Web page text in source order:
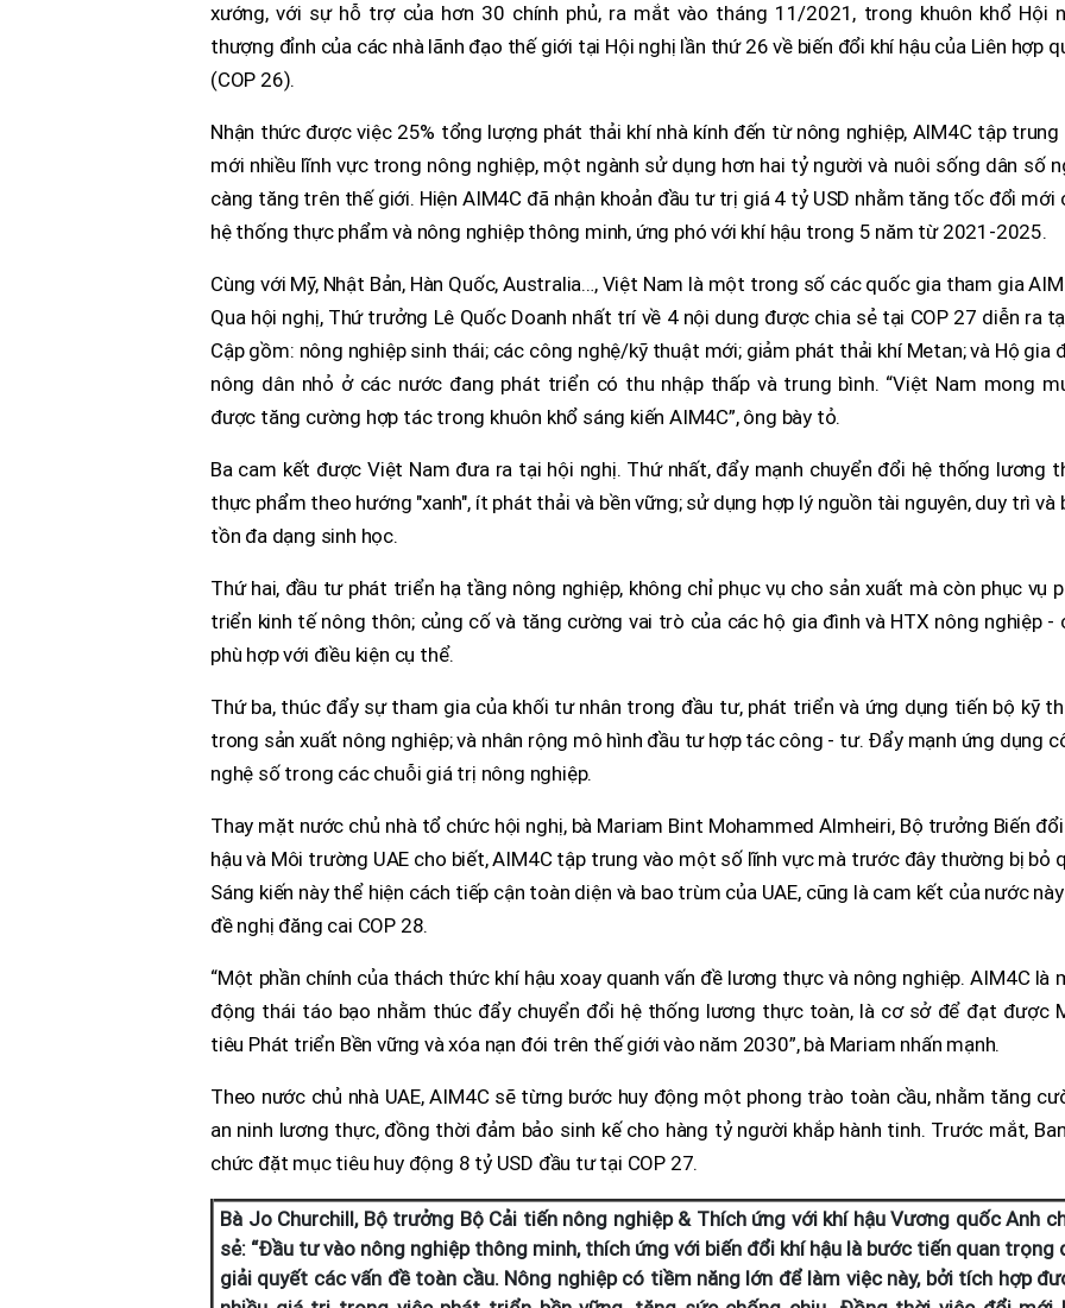
xướng, với sự hỗ trợ của hơn 30 chính phủ, ra mắt vào tháng 11/2021, trong khuôn khổ Hội
thượng đỉnh của các nhà lãnh đạo thế giới tại Hội nghị lần thứ 26 về biến đổi khí hậu của Liên hợp
(COP 26).
Nhận thức được việc 25% tổng lượng phát thải khí nhà kính đến từ nông nghiệp, AIM4C tập trung
mới nhiều lĩnh vực trong nông nghiệp, một ngành sử dụng hơn hai tỷ người và nuôi sống dân số
càng tăng trên thế giới. Hiện AIM4C đã nhận khoản đầu tư trị giá 4 tỷ USD nhằm tăng tốc đổi mới
hệ thống thực phẩm và nông nghiệp thông minh, ứng phó với khí hậu trong 5 năm từ 2021-2025.
Cùng với Mỹ, Nhật Bản, Hàn Quốc, Australia…, Việt Nam là một trong số các quốc gia tham gia
Qua hội nghị, Thứ trưởng Lê Quốc Doanh nhất trí về 4 nội dung được chia sẻ tại COP 27 diễn ra
Cập gồm: nông nghiệp sinh thái; các công nghệ/kỹ thuật mới; giảm phát thải khí Metan; và Hộ gia
nông dân nhỏ ở các nước đang phát triển có thu nhập thấp và trung bình. “Việt Nam mong
được tăng cường hợp tác trong khuôn khổ sáng kiến AIM4C”, ông bày tỏ.
Ba cam kết được Việt Nam đưa ra tại hội nghị. Thứ nhất, đẩy mạnh chuyển đổi hệ thống lương
thực phẩm theo hướng "xanh", ít phát thải và bền vững; sử dụng hợp lý nguồn tài nguyên, duy trì và
tồn đa dạng sinh học.
Thứ hai, đầu tư phát triển hạ tầng nông nghiệp, không chỉ phục vụ cho sản xuất mà còn phục vụ
triển kinh tế nông thôn; củng cố và tăng cường vai trò của các hộ gia đình và HTX nông nghiệp -
phù hợp với điều kiện cụ thể.
Thứ ba, thúc đẩy sự tham gia của khối tư nhân trong đầu tư, phát triển và ứng dụng tiến bộ kỹ
trong sản xuất nông nghiệp; và nhân rộng mô hình đầu tư hợp tác công - tư. Đẩy mạnh ứng dụng
nghệ số trong các chuỗi giá trị nông nghiệp.
Thay mặt nước chủ nhà tổ chức hội nghị, bà Mariam Bint Mohammed Almheiri, Bộ trưởng Biến
hậu và Môi trường UAE cho biết, AIM4C tập trung vào một số lĩnh vực mà trước đây thường bị bỏ
Sáng kiến ​​này thể hiện cách tiếp cận toàn diện và bao trùm của UAE, cũng là cam kết của nước
đề nghị đăng cai COP 28.
“Một phần chính của thách thức khí hậu xoay quanh vấn đề lương thực và nông nghiệp. AIM4C là
động thái táo bạo nhằm thúc đẩy chuyển đổi hệ thống lương thực toàn, là cơ sở để đạt được
tiêu Phát triển Bền vững và xóa nạn đói trên thế giới vào năm 2030”, bà Mariam nhấn mạnh.
Theo nước chủ nhà UAE, AIM4C sẽ từng bước huy động một phong trào toàn cầu, nhằm tăng
an ninh lương thực, đồng thời đảm bảo sinh kế cho hàng tỷ người khắp hành tinh. Trước mắt,
chức đặt mục tiêu huy động 8 tỷ USD đầu tư tại COP 27.
Bà Jo Churchill, Bộ trưởng Bộ Cải tiến nông nghiệp & Thích ứng với khí hậu Vương quốc Anh
sẻ: “Đầu tư vào nông nghiệp thông minh, thích ứng với biến đổi khí hậu là bước tiến quan trọng
giải quyết các vấn đề toàn cầu. Nông nghiệp có tiềm năng lớn để làm việc này, bởi tích hợp